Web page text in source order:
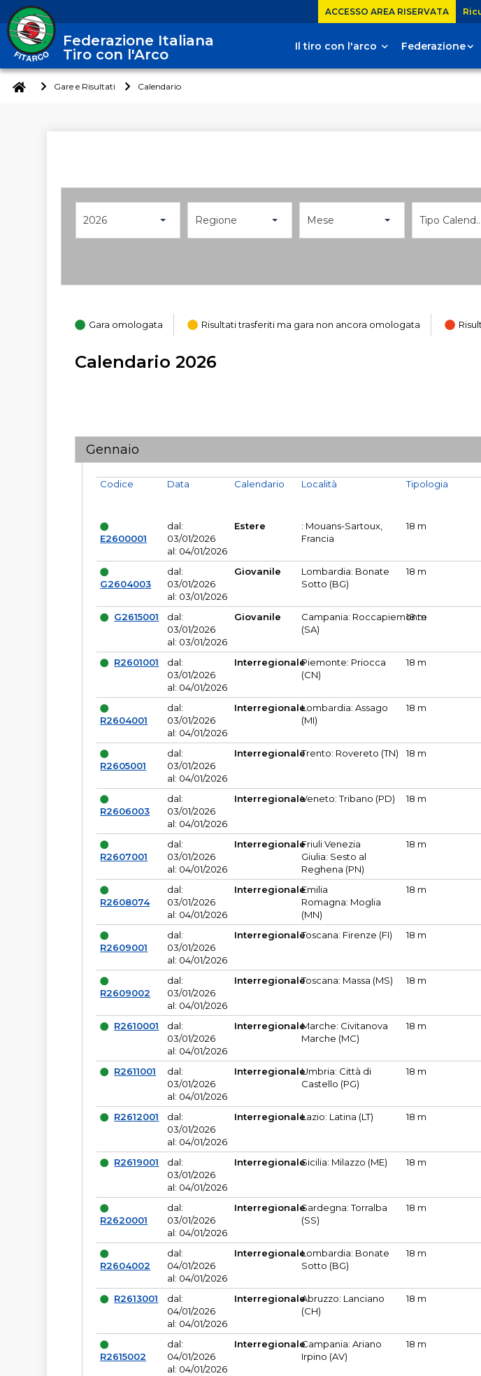
ACCESSO AREA RISERVATA
Federazione Italiana
Tiro con l'Arco
Il tiro con l'arco Federazione
Gare e Risultati Calendario
2026 Regione Mese Tipo Calendario
Gara omologata Risultati trasferiti ma gara non ancora omologata
Calendario 2026
Gennaio
Codice
E2600001
Data
dal:
03/01/2026
al: 04/01/2026
Calendario
Estere
Località
: Mouans-Sartoux,
Francia
Tipologia
18 m
G2604003
dal:
03/01/2026
al: 03/01/2026
Giovanile
Lombardia: Bonate
Sotto (BG)
18 m
G2615001
dal:
03/01/2026
al: 03/01/2026
Giovanile
Campania: Roccapiemonte
(SA)
18 m
R2601001
dal:
03/01/2026
al: 04/01/2026
InterregionalePiemonte: Priocca
(CN)
18 m
R2604001
dal:
03/01/2026
al: 04/01/2026
InterregionaleLombardia: Assago
(MI)
18 m
R2605001
dal:
03/01/2026
al: 04/01/2026
InterregionaleTrento: Rovereto (TN) 18 m
R2606003
dal:
03/01/2026
al: 04/01/2026
InterregionaleVeneto: Tribano (PD) 18 m
R2607001
dal:
03/01/2026
al: 04/01/2026
InterregionaleFriuli Venezia
Giulia: Sesto al
Reghena (PN)
18 m
R2608074
dal:
03/01/2026
al: 04/01/2026
InterregionaleEmilia
Romagna: Moglia
(MN)
18 m
R2609001
dal:
03/01/2026
al: 04/01/2026
InterregionaleToscana: Firenze (FI) 18 m
R2609002
dal:
03/01/2026
al: 04/01/2026
InterregionaleToscana: Massa (MS) 18 m
R2610001
dal:
03/01/2026
al: 04/01/2026
InterregionaleMarche: Civitanova
Marche (MC)
18 m
R2611001
dal:
03/01/2026
al: 04/01/2026
InterregionaleUmbria: Città di
Castello (PG)
18 m
R2612001
dal:
03/01/2026
al: 04/01/2026
InterregionaleLazio: Latina (LT) 18 m
R2619001
dal:
03/01/2026
al: 04/01/2026
InterregionaleSicilia: Milazzo (ME) 18 m
R2620001
dal:
03/01/2026
al: 04/01/2026
InterregionaleSardegna: Torralba
(SS)
18 m
R2604002
dal:
04/01/2026
al: 04/01/2026
InterregionaleLombardia: Bonate
Sotto (BG)
18 m
R2613001
dal:
04/01/2026
al: 04/01/2026
InterregionaleAbruzzo: Lanciano
(CH)
18 m
R2615002
dal:
04/01/2026
al: 04/01/2026
InterregionaleCampania: Ariano
Irpino (AV)
18 m